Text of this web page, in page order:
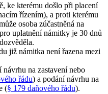
ke kterému došlo při placení
řízením), a proti kterému
osoba zúčastněná na
uplatnění námitky je 30 dnů
již námitka není řazena mezi
na zastavení nebo
řádu) a podání návrhu na
(§ 179 daňového řádu).